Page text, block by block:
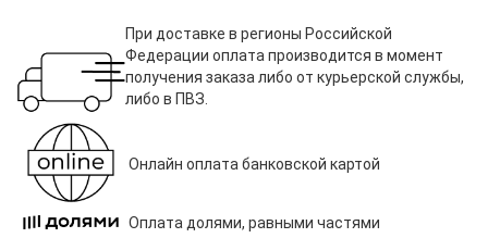
При доставке в регионы Российской
Федерации оплата производится в момент
получения заказа либо от курьерской службы,
либо в ПВЗ.
Онлайн оплата банковской картой
Оплата долями, равными частями